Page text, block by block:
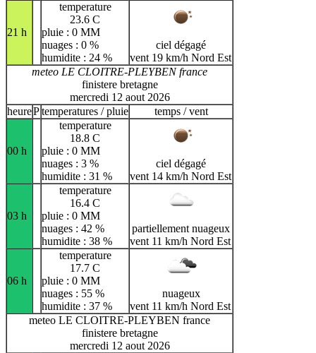
21 h
temperature
23.6 C
pluie : 0 MM
nuages : 0 %
humidite : 24 %
ciel dégagé
vent 19 km/h Nord Est
meteo LE CLOITRE-PLEYBEN france
finistere bretagne
mercredi 12 aout 2026
heurePtemperatures / pluie temps / vent
00 h
temperature
18.8 C
pluie : 0 MM
nuages : 3 %
humidite : 31 %
ciel dégagé
vent 14 km/h Nord Est
03 h
temperature
16.4 C
pluie : 0 MM
nuages : 42 %
humidite : 38 %
partiellement nuageux
vent 11 km/h Nord Est
06 h
temperature
17.7 C
pluie : 0 MM
nuages : 55 %
humidite : 37 %
nuageux
vent 11 km/h Nord Est
meteo LE CLOITRE-PLEYBEN france
finistere bretagne
mercredi 12 aout 2026